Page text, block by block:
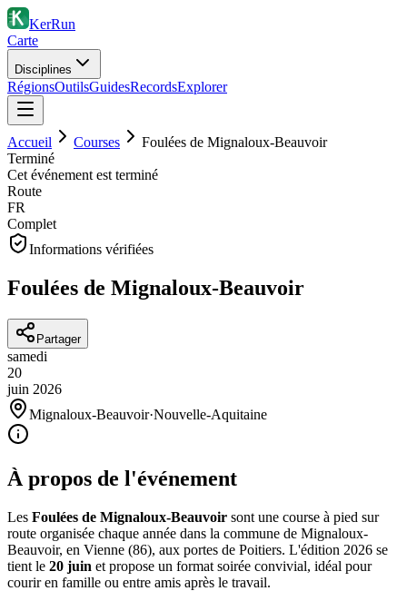
KerRun
Carte
Disciplines
RégionsOutilsGuidesRecordsExplorer
Accueil Courses
Foulées de Mignaloux-Beauvoir
Terminé
Cet événement est terminé
Route
FR
Complet
Informations vérifiées
Foulées de Mignaloux-Beauvoir
Partager
samedi
20
juin 2026
Mignaloux-Beauvoir·Nouvelle-Aquitaine
À propos de l'événement
Les Foulées de Mignaloux-Beauvoir sont une course à pied sur
route organisée chaque année dans la commune de Mignaloux-
Beauvoir, en Vienne (86), aux portes de Poitiers. L'édition 2026 se
tient le 20 juin et propose un format soirée convivial, idéal pour
courir en famille ou entre amis après le travail.